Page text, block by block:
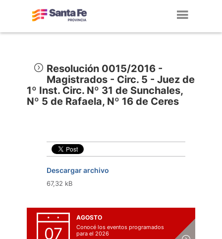
Resolución 0015/2016 -
Magistrados - Circ. 5 - Juez de
1º Inst. Circ. Nº 31 de Sunchales,
Nº 5 de Rafaela, Nº 16 de Ceres
Descargar archivo
67,32 kB
07
AGOSTO
Conocé los eventos programados
para el 2026